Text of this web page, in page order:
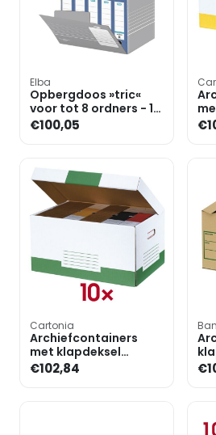
Elba
Opbergdoos »tric«
voor tot 8 ordners - 10
stuks
€100,05
Cartonia
Archiefcontainers
met klapdeksel
»Color« - 10 stuks
€102,84